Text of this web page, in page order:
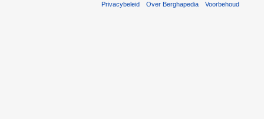
Privacybeleid Over Berghapedia Voorbehoud